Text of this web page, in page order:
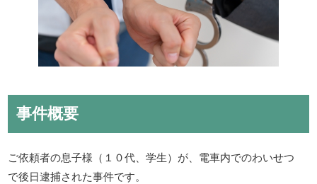
事件概要
ご依頼者の息子様（１０代、学生）が、電車内でのわいせつ
で後日逮捕された事件です。